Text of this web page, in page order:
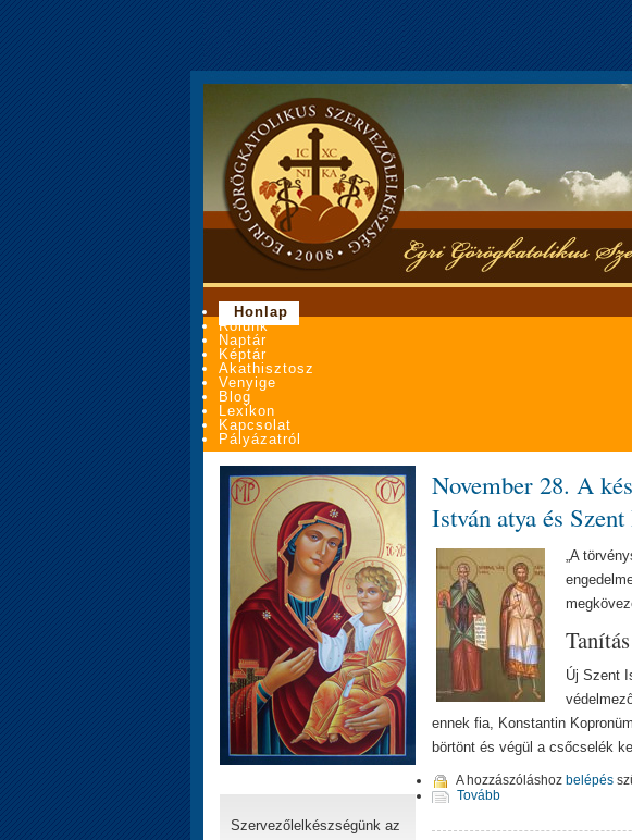
Honlap
Rólunk
Naptár
Képtár
Akathisztosz
Venyige
Blog
Lexikon
Kapcsolat
Pályázatról
Szervezőlelkészségünk az
November 28. A
István atya és
„A
Új Szent
ennek fia, Konstantin
börtönt és végül a csőcselék
A hozzászóláshoz belépés
Tovább